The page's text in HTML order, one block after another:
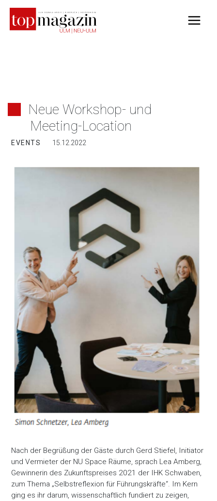
Inhalt
springen
Neue Workshop- und
Meeting-Location
EVENTS 15.12.2022
Nach der Begrüßung der Gäste durch Gerd Stiefel, Initiator
und Vermieter der NU Space Räume, sprach Lea Amberg,
Gewinnerin des Zukunftspreises 2021 der IHK Schwaben,
zum Thema „Selbstreflexion für Führungskräfte“. Im Kern
ging es ihr darum, wissenschaftlich fundiert zu zeigen,